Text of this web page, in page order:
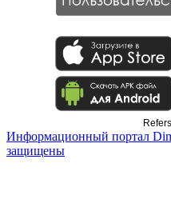
Информационный портал
защищены